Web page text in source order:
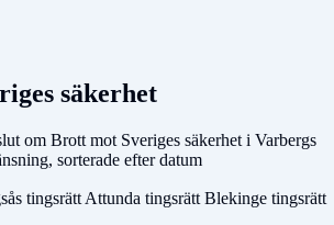
säkerhet
om Brott mot Sveriges säkerhet i Varbergs
sorterade efter datum
tingsrätt Attunda tingsrätt Blekinge tingsrätt